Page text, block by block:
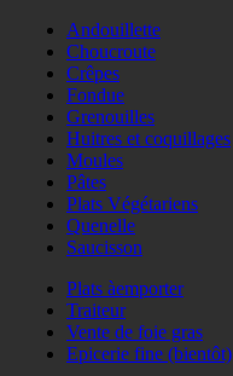
Andouillette
Choucroute
Crêpes
Fondue
Grenouilles
Huitres et coquillages
Moules
Pâtes
Plats Végétariens
Quenelle
Saucisson
Plats àemporter
Traiteur
Vente de foie gras
Epicerie fine (bientôt)